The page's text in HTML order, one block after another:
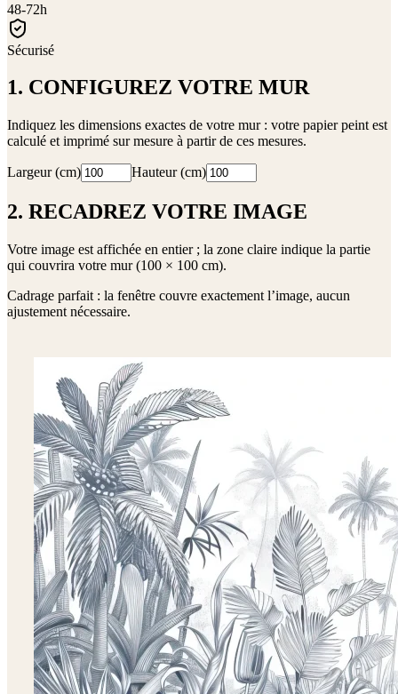
48-72h
Sécurisé
1. CONFIGUREZ VOTRE MUR
Indiquez les dimensions exactes de votre mur : votre papier peint est
calculé et imprimé sur mesure à partir de ces mesures.
Largeur (cm) Hauteur (cm)
2. RECADREZ VOTRE IMAGE
Votre image est affichée en entier ; la zone claire indique la partie
qui couvrira votre mur (100 × 100 cm).
Cadrage parfait : la fenêtre couvre exactement l’image, aucun
ajustement nécessaire.